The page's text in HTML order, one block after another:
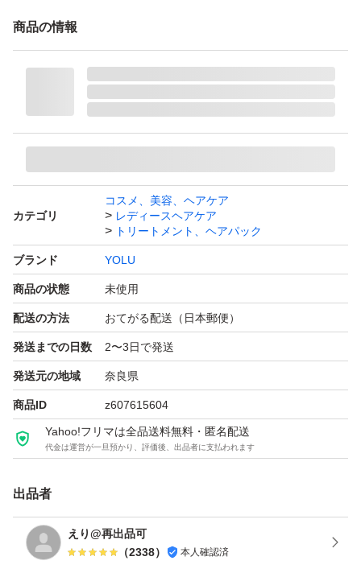
します。
替） 65ml I-ne
ブランド：YOLU
商品の情報
カテゴリ
コスメ、美容、ヘアケア
レディースヘアケア
トリートメント、ヘアパック
ブランド YOLU
商品の状態 未使用
配送の方法 おてがる配送（日本郵便）
発送までの日数 2〜3日で発送
発送元の地域 奈良県
商品ID z607615604
Yahoo!フリマは全品送料無料・匿名配送
代金は運営が一旦預かり、評価後、出品者に支払われます
出品者
えり@再出品可
（2338） 本人確認済